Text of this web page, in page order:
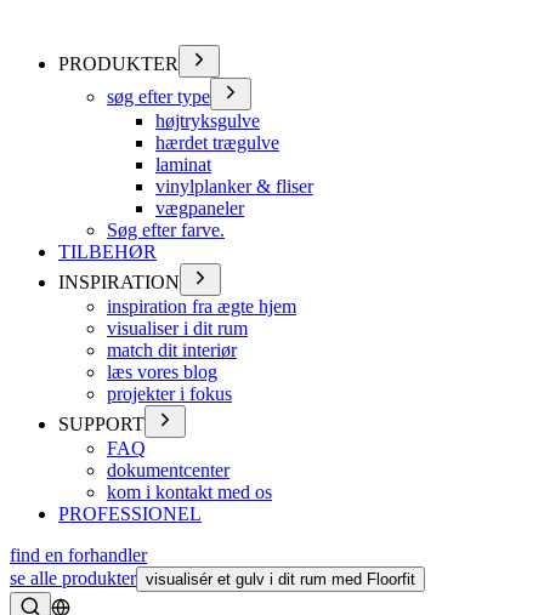
PRODUKTER
søg efter type
højtryksgulve
hærdet trægulve
laminat
vinylplanker & fliser
vægpaneler
Søg efter farve.
TILBEHØR
INSPIRATION
inspiration fra ægte hjem
visualiser i dit rum
match dit interiør
læs vores blog
projekter i fokus
SUPPORT
FAQ
dokumentcenter
kom i kontakt med os
PROFESSIONEL
find en forhandler
se alle produkter visualisér et gulv i dit rum med Floorfit
Søge